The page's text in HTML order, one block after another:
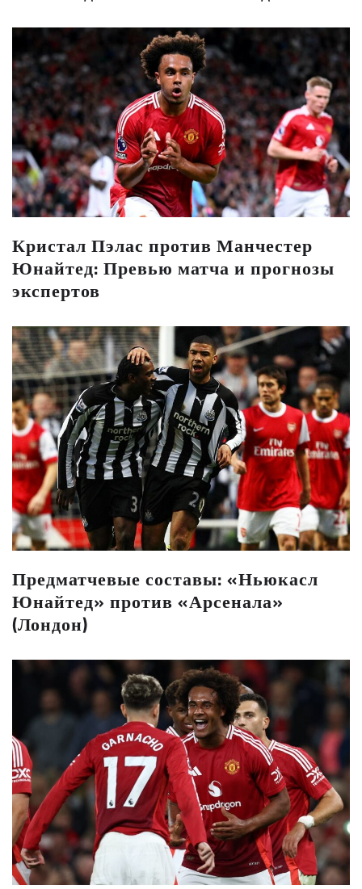
Кристал Пэлас против Манчестер
Юнайтед: Превью матча и прогнозы
экспертов
Предматчевые составы: «Ньюкасл
Юнайтед» против «Арсенала»
(Лондон)